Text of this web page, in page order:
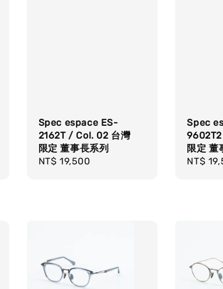
Spec espace ES-
2162T / Col. 02 台灣
限定 董事長系列
Regular
NT$ 19,500
Spec
限定 董
Regular
NT$